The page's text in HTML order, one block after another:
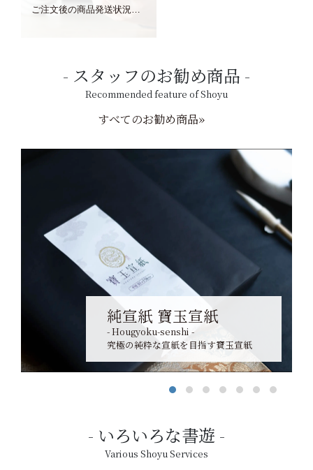
ご注文後の商品発送状況については、こちらからご確認くださいませ。
スタッフのお勧め商品
Recommended feature of Shoyu
すべてのお勧め商品»
純宣紙 寶玉宣紙
- Hougyoku-senshi -
究極の純粋な宣紙を目指す寶玉宣紙
いろいろな書遊
Various Shoyu Services